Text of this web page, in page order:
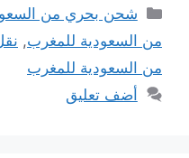
التصنيفات
شحن بحري من
من السعودية للمغرب,
من السعودية للمغرب
أضف تعليق